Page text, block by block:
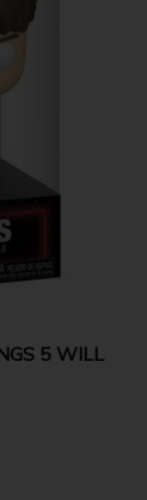
5 WILL